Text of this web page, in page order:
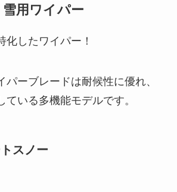
雪用ワイパー
化したワイパー！
パーブレードは耐候性に優れ、
ている多機能モデルです。
スノー